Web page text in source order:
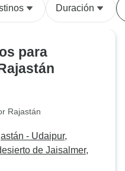
Duración
para
Rajastán
- Udaipur,
de Jaisalmer,